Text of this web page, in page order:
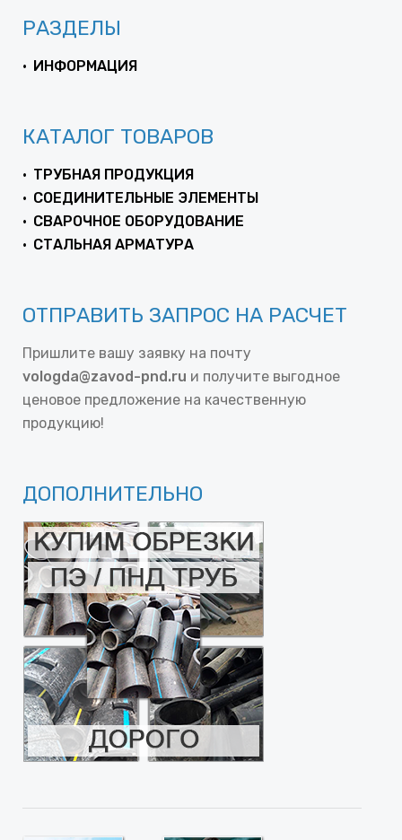
РАЗДЕЛЫ
ИНФОРМАЦИЯ
КАТАЛОГ ТОВАРОВ
ТРУБНАЯ ПРОДУКЦИЯ
СОЕДИНИТЕЛЬНЫЕ ЭЛЕМЕНТЫ
СВАРОЧНОЕ ОБОРУДОВАНИЕ
СТАЛЬНАЯ АРМАТУРА
ОТПРАВИТЬ ЗАПРОС НА РАСЧЕТ
Пришлите вашу заявку на почту
vologda@zavod-pnd.ru и получите выгодное
ценовое предложение на качественную
продукцию!
ДОПОЛНИТЕЛЬНО